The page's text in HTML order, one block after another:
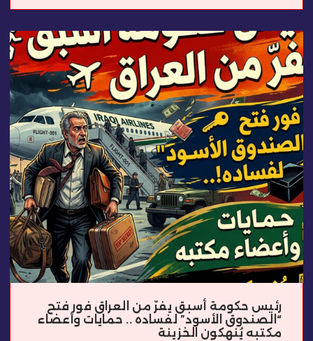
رئيس حكومة أسبق يفرّ من العراق فور فتح
“الصندوق الأسود” لفساده .. حمايات وأعضاء
مكتبه يُنهكون الخزينة